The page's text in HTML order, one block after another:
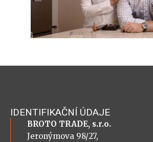
IDENTIFIKAČNÍ ÚDAJE
BROTO TRADE, s.r.o.
Jeronýmova 98/27,